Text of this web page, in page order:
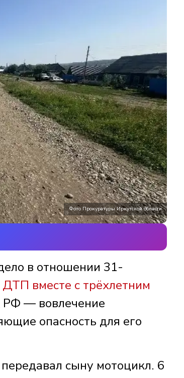
Фото Прокуратуры Иркутской области
в отношении 31-
вместе с трёхлетним
РФ — вовлечение
опасность для его
сыну мотоцикл. 6